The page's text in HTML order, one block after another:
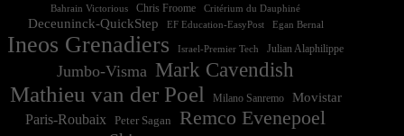
Bahrain Victorious Chris Froome Critérium du Dauphiné
Deceuninck-QuickStep EF Education-EasyPost Egan Bernal
Ineos Grenadiers Israel-Premier Tech Julian Alaphilippe
Jumbo-Visma Mark Cavendish
Mathieu van der Poel Milano Sanremo
Movistar
Paris-Roubaix
Peter Sagan Remco Evenepoel